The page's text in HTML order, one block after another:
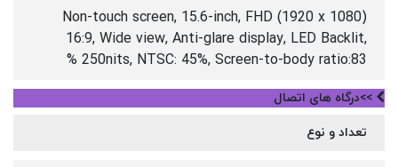
Non-touch screen, 15.6-inch, FHD (1920 x 1080)
16:9, Wide view, Anti-glare display, LED Backlit,
250nits, NTSC: 45%, Screen-to-body ratio:83 %
>>درگاه های اتصال
تعداد و نوع